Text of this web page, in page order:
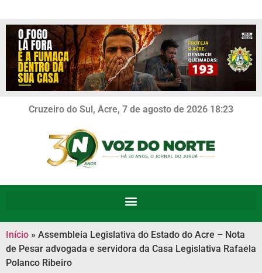
Cruzeiro do Sul, Acre, 7 de agosto de 2026 18:23
Início » Assembleia Legislativa do Estado do Acre – Nota
de Pesar advogada e servidora da Casa Legislativa Rafaela
Polanco Ribeiro